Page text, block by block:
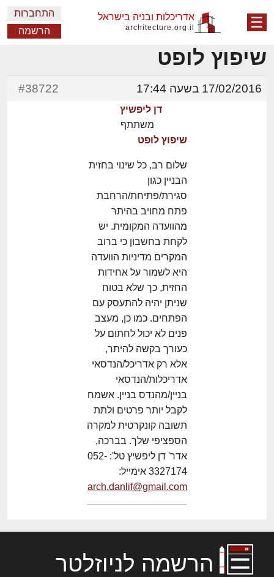
☰ אדריכלות ובניה בישראל
architecture.org.il
התחברות
הרשמה
שיפוץ לופט
17/02/2016 בשעה 17:44 #38722
דן ליפשיץ
משתתף
שיפוץ לופט
שלום רב, כל שינוי בחזית
הבניין כגון
סגירת/פתיחת/הרחבת
פתח מחויב בהיתר
מהוועדה המקומית. יש
לקחת בחשבון כי ברוב
המקרים מדיניות הוועדה
היא לשמור על אחידות
החזית, כך שלא בטוח
שניתן יהיה להתעסק עם
הפתחים. כמו כן, מעצב
פנים לא יכול לחתום על
כעורך בקשה להיתר,
אלא רק אדריכל/הנדסאי
אדריכלות/הנדסאי
בניין/מהנדס בניין. אשמח
לקבל יותר פרטים ולתת
תשובה קונקרטית למקרה
הספציפי שלך. בברכה,
אדר' דן ליפשיץ טל': 052-
3327174 אימייל:
arch.danlif@gmail.com
הרשמה לניוזלטר